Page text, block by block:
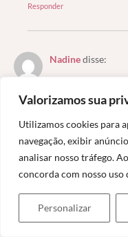
Valorizamos sua
Utilizamos cookies para
navegação, exibir
analisar nosso tráfego.
concorda com nosso uso
Personalizar
Responder
Nadinedisse:
Eita Italia linda, nao? Nao
vou deixar esse port
breve!!!!!
Responder